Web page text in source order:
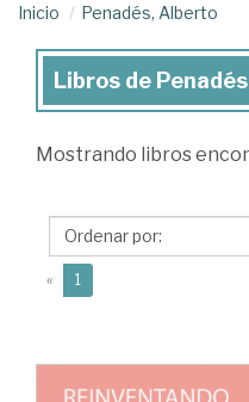
Inicio Penadés, Alberto
Libros
Penadés,
Libros de
Mostrando libros
« 1